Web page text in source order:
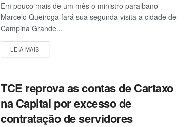
Em pouco mais de um mês o ministro paraibano
Marcelo Queiroga fará sua segunda visita a cidade de
Campina Grande...
LEIA MAIS
TCE reprova as contas de Cartaxo
na Capital por excesso de
contratação de servidores